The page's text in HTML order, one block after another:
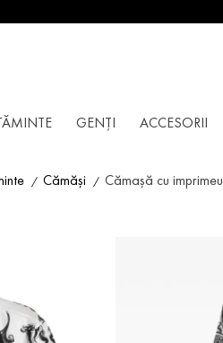
GENȚI ACCESORII
Cămăși Cămașă cu imprimeu